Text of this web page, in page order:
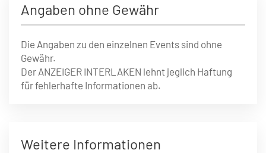
Angaben ohne Gewähr
Die Angaben zu den einzelnen Events sind ohne
Gewähr.
Der ANZEIGER INTERLAKEN lehnt jeglich Haftung
für fehlerhafte Informationen ab.
Weitere Informationen